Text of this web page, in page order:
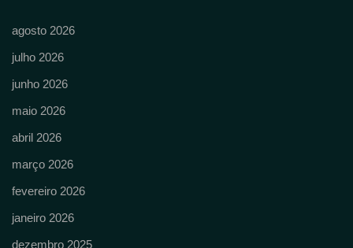
agosto 2026
julho 2026
junho 2026
maio 2026
abril 2026
março 2026
fevereiro 2026
janeiro 2026
dezembro 2025